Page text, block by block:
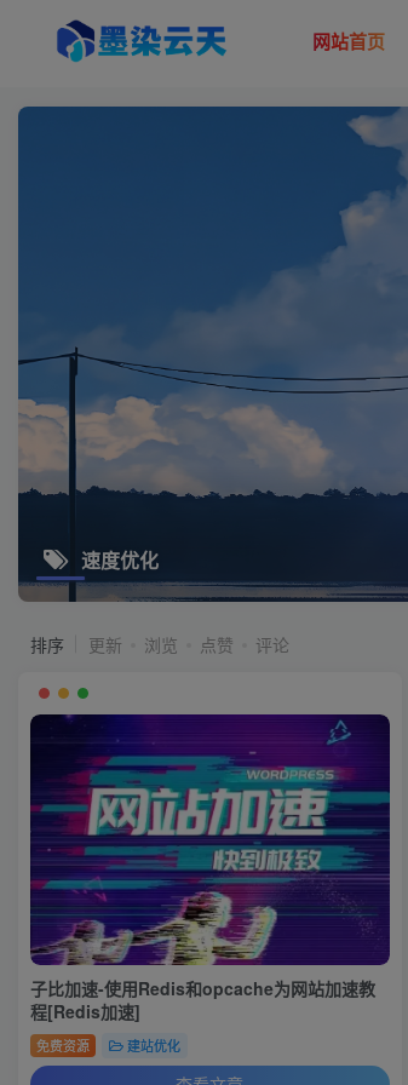
网站首页
速度优化
排序 更新 浏览 点赞 评论
子比加速-使用Redis和opcache为网站加速教
程[Redis加速]
免费资源 建站优化